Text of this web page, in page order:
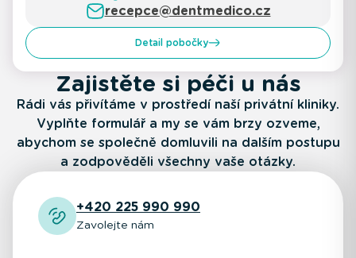
recepce@dentmedico.cz
Detail pobočky
Zajistěte si péči u nás
Rádi vás přivítáme v prostředí naší privátní kliniky.
Vyplňte formulář a my se vám brzy ozveme,
abychom se společně domluvili na dalším postupu
a zodpověděli všechny vaše otázky.
+420 225 990 990
Zavolejte nám